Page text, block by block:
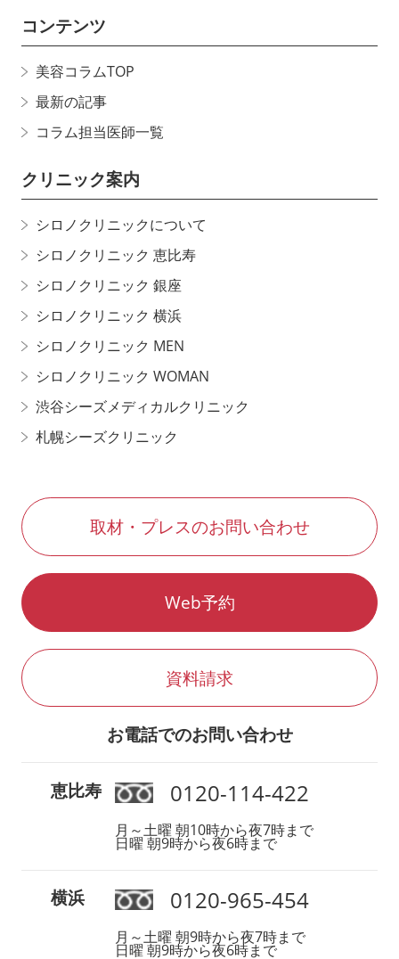
コンテンツ
美容コラムTOP
最新の記事
コラム担当医師一覧
クリニック案内
シロノクリニックについて
シロノクリニック 恵比寿
シロノクリニック 銀座
シロノクリニック 横浜
シロノクリニック MEN
シロノクリニック WOMAN
渋谷シーズメディカルクリニック
札幌シーズクリニック
取材・プレスのお問い合わせ
Web予約
資料請求
お電話でのお問い合わせ
恵比寿 0120-114-422
月～土曜 朝10時から夜7時まで
日曜 朝9時から夜6時まで
横浜 0120-965-454
月～土曜 朝9時から夜7時まで
日曜 朝9時から夜6時まで